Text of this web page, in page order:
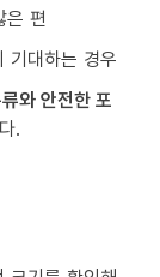
편
기대하는 경우
와 안전한 포
.